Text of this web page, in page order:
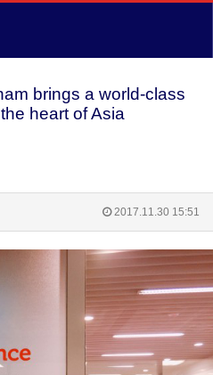
brings a world-class
heart of Asia
2017.11.30 15:51